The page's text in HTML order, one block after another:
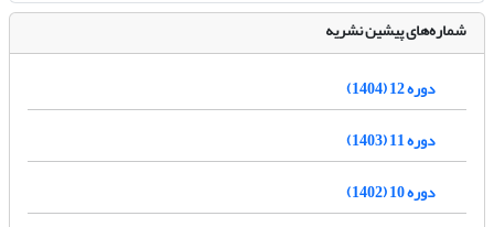
شماره‌های پیشین نشریه
دوره 12 (1404)
دوره 11 (1403)
دوره 10 (1402)